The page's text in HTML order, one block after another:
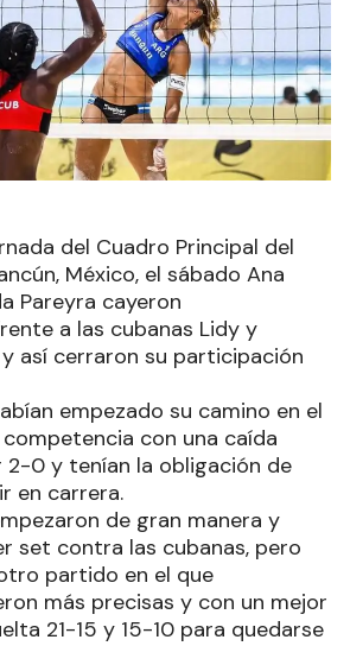
del Cuadro Principal del
México, el sábado Ana
Pareyra cayeron
a las cubanas Lidy y
así cerraron su participación
empezado su camino en el
con una caída
2-0 y tenían la obligación de
en carrera.
de gran manera y
set contra las cubanas, pero
partido en el que
más precisas y con un mejor
21-15 y 15-10 para quedarse